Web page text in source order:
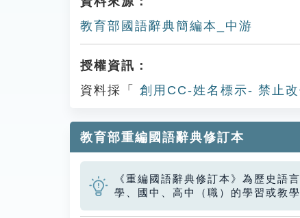
教育部國語辭典簡編本_中游
授權資訊：
資料採「
創用CC-姓名標示- 禁止
教育部重編國語辭典修訂本
《重編國語辭典修訂本》為歷史語
學、國中、高中（職）的學習或教